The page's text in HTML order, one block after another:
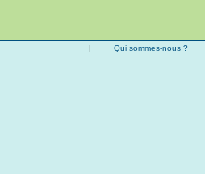
| Qui sommes-nous ?